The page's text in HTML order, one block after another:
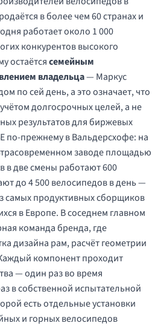
в более чем 60 странах и
работает около 1 000
конкурентов высокого
остаётсясемейным
владельца— Маркус
по сей день, а это означает, что
долгосрочных целей, а не
результатов для биржевых
по-прежнему в Вальдерсхофе: на
заводе площадью
в две смены работают 600
до 4 500 велосипедов в день —
самых продуктивных сборщиков
в Европе. В соседнем главном
команда бренда, где
дизайна рам, расчёт геометрии
компонент проходит
— один раз во время
в собственной испытательной
есть отдельные установки
и горных велосипедов